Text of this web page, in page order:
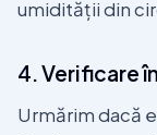
umidității din
4. Verificare
Urmărim dacă